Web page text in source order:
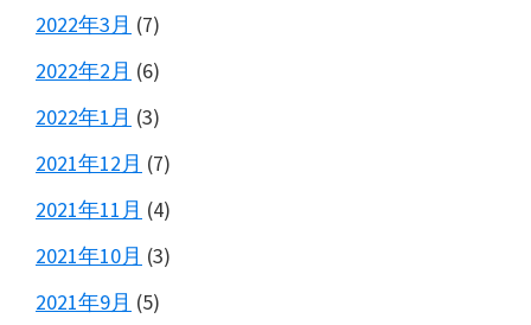
2022年3月 (7)
2022年2月 (6)
2022年1月 (3)
2021年12月 (7)
2021年11月 (4)
2021年10月 (3)
2021年9月 (5)